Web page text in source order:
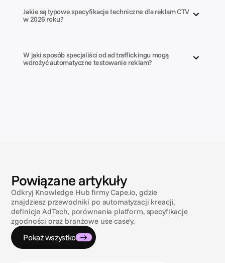
Jakie są typowe specyfikacje techniczne dla reklam CTV
w 2026 roku?
W jaki sposób specjaliści od ad traffickingu mogą
wdrożyć automatyczne testowanie reklam?
Powiązane artykuły
Odkryj Knowledge Hub firmy Cape.io, gdzie
znajdziesz przewodniki po automatyzacji kreacji,
definicje AdTech, porównania platform, specyfikacje
zgodności oraz branżowe use case'y.
Pokaż wszystko